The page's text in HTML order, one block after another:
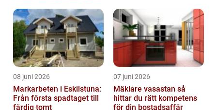
08 juni 2026
Markarbeten i Eskilstuna:
Från första spadtaget till
färdig tomt
07 juni 2026
Mäklare vasastan så
hittar du rätt kompetens
för din bostadsaffär